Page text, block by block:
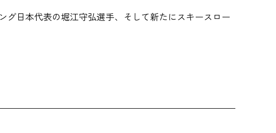
日本代表の堀江守弘選手、そして新たにスキースロー